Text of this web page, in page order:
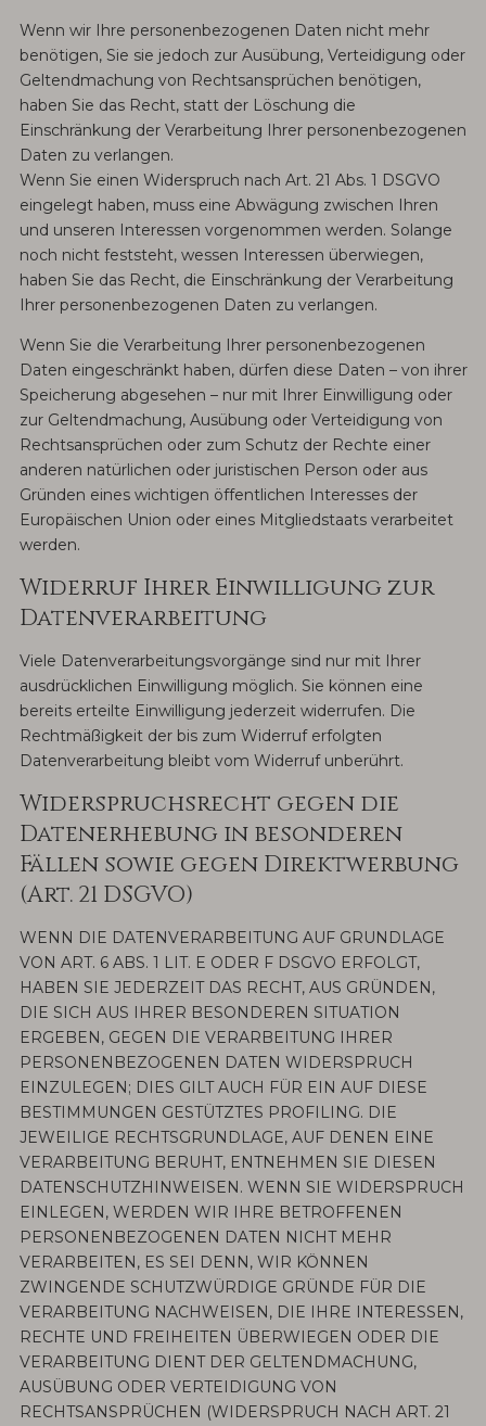
Wenn wir Ihre personenbezogenen Daten nicht mehr
benötigen, Sie sie jedoch zur Ausübung, Verteidigung oder
Geltendmachung von Rechtsansprüchen benötigen,
haben Sie das Recht, statt der Löschung die
Einschränkung der Verarbeitung Ihrer personenbezogenen
Daten zu verlangen.
Wenn Sie einen Widerspruch nach Art. 21 Abs. 1 DSGVO
eingelegt haben, muss eine Abwägung zwischen Ihren
und unseren Interessen vorgenommen werden. Solange
noch nicht feststeht, wessen Interessen überwiegen,
haben Sie das Recht, die Einschränkung der Verarbeitung
Ihrer personenbezogenen Daten zu verlangen.
Wenn Sie die Verarbeitung Ihrer personenbezogenen
Daten eingeschränkt haben, dürfen diese Daten – von ihrer
Speicherung abgesehen – nur mit Ihrer Einwilligung oder
zur Geltendmachung, Ausübung oder Verteidigung von
Rechtsansprüchen oder zum Schutz der Rechte einer
anderen natürlichen oder juristischen Person oder aus
Gründen eines wichtigen öffentlichen Interesses der
Europäischen Union oder eines Mitgliedstaats verarbeitet
werden.
Widerruf Ihrer Einwilligung zur
Datenverarbeitung
Viele Datenverarbeitungsvorgänge sind nur mit Ihrer
ausdrücklichen Einwilligung möglich. Sie können eine
bereits erteilte Einwilligung jederzeit widerrufen. Die
Rechtmäßigkeit der bis zum Widerruf erfolgten
Datenverarbeitung bleibt vom Widerruf unberührt.
Widerspruchsrecht gegen die
Datenerhebung in besonderen
Fällen sowie gegen Direktwerbung
(Art. 21 DSGVO)
WENN DIE DATENVERARBEITUNG AUF GRUNDLAGE
VON ART. 6 ABS. 1 LIT. E ODER F DSGVO ERFOLGT,
HABEN SIE JEDERZEIT DAS RECHT, AUS GRÜNDEN,
DIE SICH AUS IHRER BESONDEREN SITUATION
ERGEBEN, GEGEN DIE VERARBEITUNG IHRER
PERSONENBEZOGENEN DATEN WIDERSPRUCH
EINZULEGEN; DIES GILT AUCH FÜR EIN AUF DIESE
BESTIMMUNGEN GESTÜTZTES PROFILING. DIE
JEWEILIGE RECHTSGRUNDLAGE, AUF DENEN EINE
VERARBEITUNG BERUHT, ENTNEHMEN SIE DIESEN
DATENSCHUTZHINWEISEN. WENN SIE WIDERSPRUCH
EINLEGEN, WERDEN WIR IHRE BETROFFENEN
PERSONENBEZOGENEN DATEN NICHT MEHR
VERARBEITEN, ES SEI DENN, WIR KÖNNEN
ZWINGENDE SCHUTZWÜRDIGE GRÜNDE FÜR DIE
VERARBEITUNG NACHWEISEN, DIE IHRE INTERESSEN,
RECHTE UND FREIHEITEN ÜBERWIEGEN ODER DIE
VERARBEITUNG DIENT DER GELTENDMACHUNG,
AUSÜBUNG ODER VERTEIDIGUNG VON
RECHTSANSPRÜCHEN (WIDERSPRUCH NACH ART. 21